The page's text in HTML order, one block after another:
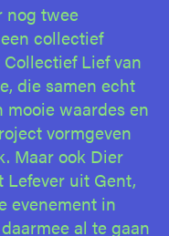
nog twee
collectief
Lief van
die samen echt
mooie waardes en
vormgeven
Maar ook Dier
Lefever uit Gent,
evenement in
al te gaan